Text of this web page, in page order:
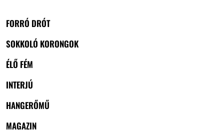
FORRÓ DRÓT
SOKKOLÓ KORONGOK
ÉLŐ FÉM
INTERJÚ
HANGERŐMŰ
MAGAZIN